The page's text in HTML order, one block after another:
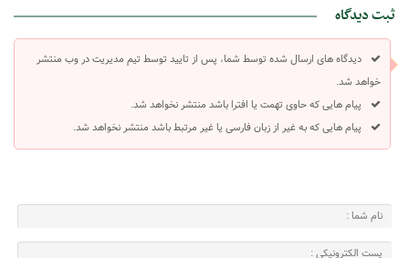
ثبت دیدگاه
دیدگاه های ارسال شده توسط شما، پس از تایید توسط تیم مدیریت در وب منتشر
خواهد شد.
پیام هایی که حاوی تهمت یا افترا باشد منتشر نخواهد شد.
پیام هایی که به غیر از زبان فارسی یا غیر مرتبط باشد منتشر نخواهد شد.